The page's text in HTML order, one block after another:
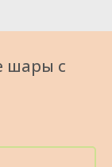
шары с